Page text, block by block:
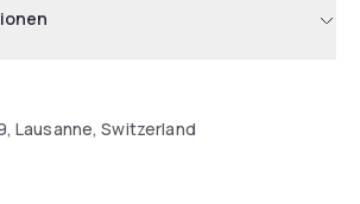
Lausanne, Switzerland